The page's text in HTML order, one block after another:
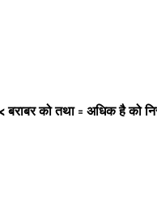
बराबर को तथा = अधिक है को